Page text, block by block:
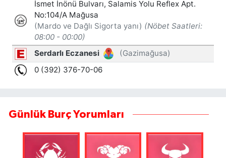
Günlük Burç Yorumları